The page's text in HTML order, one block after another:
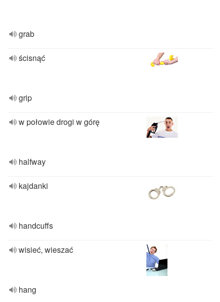
grab
ścisnąć
grip
w połowie drogi w górę
halfway
kajdanki
handcuffs
wisieć, wieszać
hang